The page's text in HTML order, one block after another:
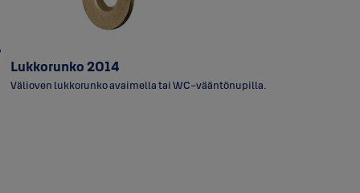
Lukkorunko 2014
Välioven lukkorunko avaimella tai WC-vääntönupilla.